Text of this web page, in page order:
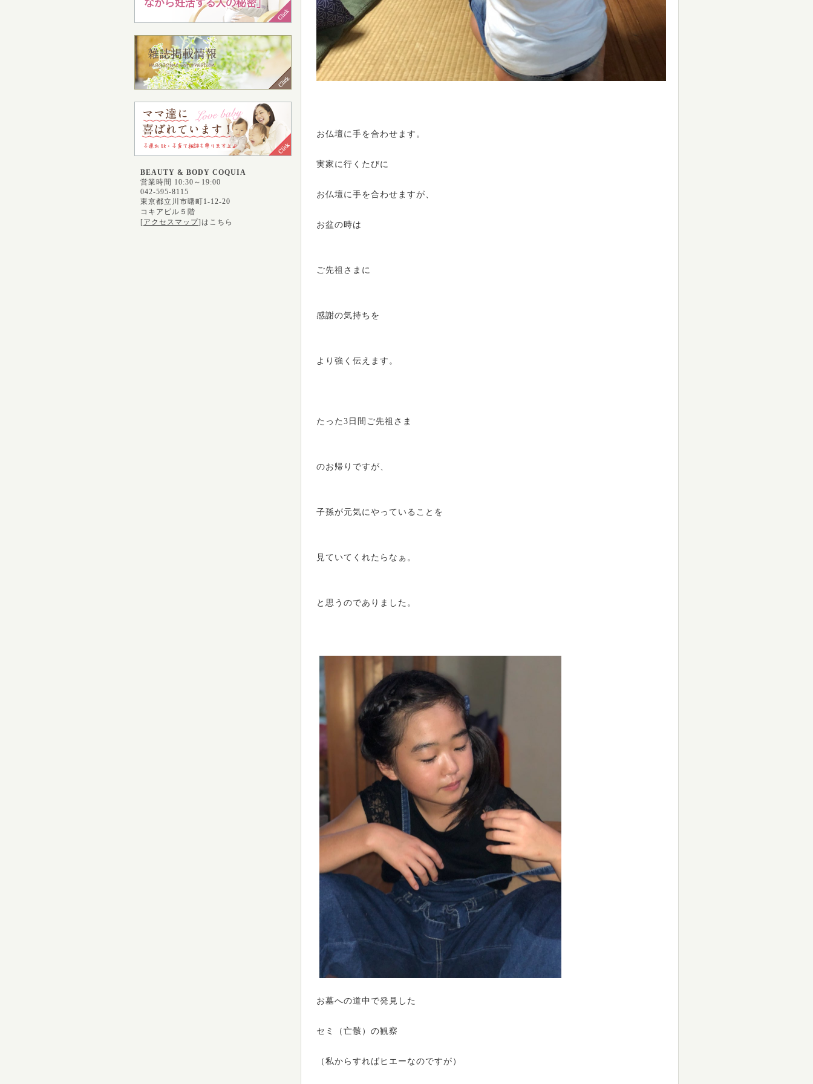
BEAUTY & BODY COQUIA
営業時間 10:30～19:00
042-595-8115
東京都立川市曙町1-12-20
コキアビル５階
[アクセスマップ]はこちら
お仏壇に手を合わせます。
実家に行くたびに
お仏壇に手を合わせますが、
お盆の時は
ご先祖さまに
感謝の気持ちを
より強く伝えます。
たった3日間ご先祖さま
のお帰りですが、
子孫が元気にやっていることを
見ていてくれたらなぁ。
と思うのでありました。
お墓への道中で発見した
セミ（亡骸）の観察
（私からすればヒエーなのですが）